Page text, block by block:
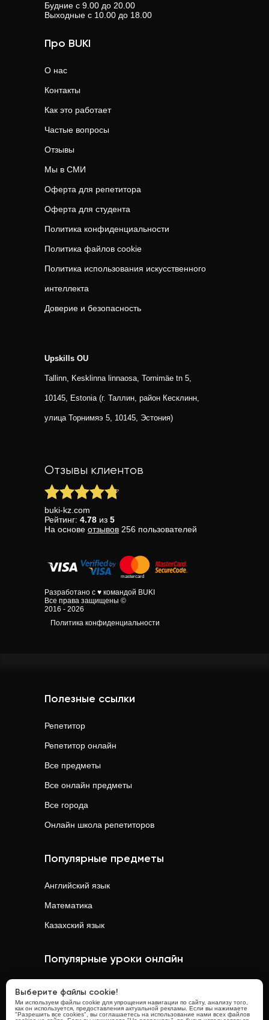
Будние с 9.00 до 20.00
Выходные с 10.00 до 18.00
Про BUKI
О нас
Контакты
Как это работает
Частые вопросы
Отзывы
Мы в СМИ
Оферта для репетитора
Оферта для студента
Политика конфиденциальности
Политика файлов cookie
Политика использования искусственного
интеллекта
Доверие и безопасность
Upskills OU
Tallinn, Kesklinna linnaosa, Tornimäe tn 5,
10145, Estonia (г. Таллин, район Кесклинн,
улица Торнимяэ 5, 10145, Эстония)
Отзывы клиентов
buki-kz.com
Рейтинг: 4.78 из 5
На основе отзывов 256 пользователей
Разработано с ♥ командой BUKI
Все права защищены ©
2016 - 2026
Политика конфиденциальности
Полезные ссылки
Репетитор
Репетитор онлайн
Все предметы
Все онлайн предметы
Все города
Онлайн школа репетиторов
Популярные предметы
Английский язык
Математика
Казахский язык
Популярные уроки онлайн
Физикаонлайн
Выберите файлы cookie!
Ми используем файлы cookie для упрощения навигации по сайту, анализу того,
как он используется, предоставления актуальной рекламы. Если вы нажимаете
"Разрешить все cookies", вы соглашаетесь на использование нами всех файлов